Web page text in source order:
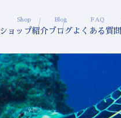
Shop
ショップ紹介
Blog
ブログ
FAQ
よくある質問